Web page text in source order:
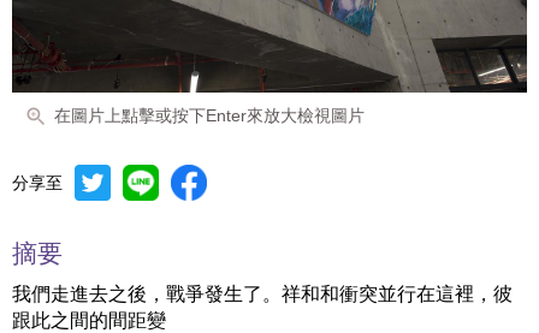
在圖片上點擊或按下Enter來放大檢視圖片
分享至
摘要
我們走進去之後，戰爭發生了。祥和和衝突並行在這裡，彼
跟此之間的間距變